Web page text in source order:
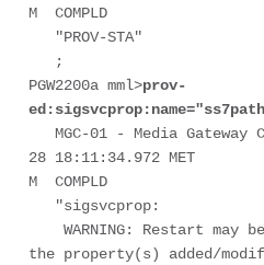
M  COMPLD
PGW2200a mml>prov-
28 18:11:34.972 MET
M  COMPLD
the property(s) added/